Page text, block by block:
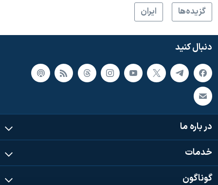
گزيده‌ها
ايران
دنبال کنید
در باره ما
خدمات
گوناگون